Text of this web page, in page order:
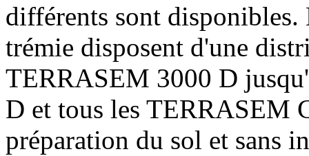
différents sont disponibles.
trémie disposent d'une
TERRASEM 3000 D
D et tous les TERRASEM
préparation du sol et sans